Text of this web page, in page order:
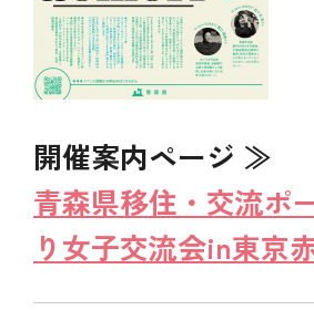
開催案内ページ ≫
青森県移住・交流ポ
り女子交流会in東京